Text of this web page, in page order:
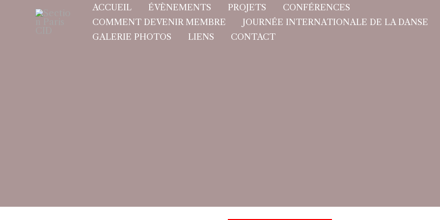
ACCUEIL ÉVÈNEMENTS PROJETS
CONFÉRENCES
COMMENT DEVENIR MEMBRE
JOURNÉE INTERNATIONALE DE LA DANSE
GALERIE PHOTOS
LIENS CONTACT